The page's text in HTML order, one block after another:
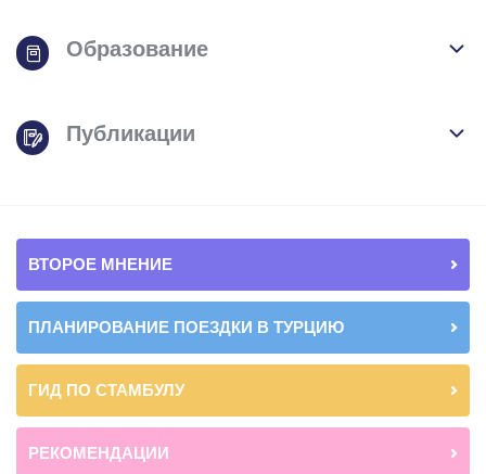
Образование
Публикации
ВТОРОЕ МНЕНИЕ
ПЛАНИРОВАНИЕ ПОЕЗДКИ В ТУРЦИЮ
ГИД ПО СТАМБУЛУ
РЕКОМЕНДАЦИИ